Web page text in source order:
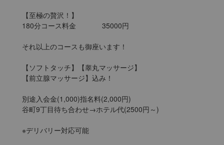
【至極の贅沢！】
180分コース料金		35000円
それ以上のコースも御座います！
【ソフトタッチ】【睾丸マッサージ】
【前立腺マッサージ】込み！
別途入会金(1,000)指名料(2,000円)
谷町9丁目待ち合わせ→ホテル代(2500円～)
※デリバリー対応可能